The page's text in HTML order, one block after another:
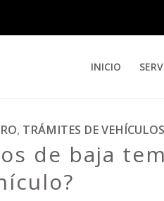
INICIO
, TRÁMITES DE VEHÍCULOS
de baja